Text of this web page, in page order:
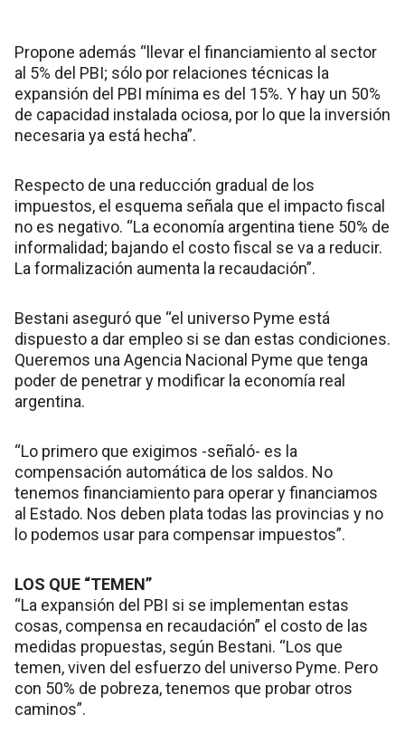
Propone además “llevar el financiamiento al sector
al 5% del PBI; sólo por relaciones técnicas la
expansión del PBI mínima es del 15%. Y hay un 50%
de capacidad instalada ociosa, por lo que la inversión
necesaria ya está hecha”.
Respecto de una reducción gradual de los
impuestos, el esquema señala que el impacto fiscal
no es negativo. “La economía argentina tiene 50% de
informalidad; bajando el costo fiscal se va a reducir.
La formalización aumenta la recaudación”.
Bestani aseguró que “el universo Pyme está
dispuesto a dar empleo si se dan estas condiciones.
Queremos una Agencia Nacional Pyme que tenga
poder de penetrar y modificar la economía real
argentina.
“Lo primero que exigimos -señaló- es la
compensación automática de los saldos. No
tenemos financiamiento para operar y financiamos
al Estado. Nos deben plata todas las provincias y no
lo podemos usar para compensar impuestos”.
LOS QUE “TEMEN”
“La expansión del PBI si se implementan estas
cosas, compensa en recaudación” el costo de las
medidas propuestas, según Bestani. “Los que
temen, viven del esfuerzo del universo Pyme. Pero
con 50% de pobreza, tenemos que probar otros
caminos”.